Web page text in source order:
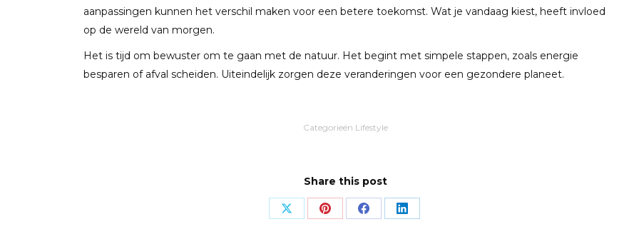
aanpassingen kunnen het verschil maken voor een betere toekomst. Wat je vandaag kiest, heeft invloed
op de wereld van morgen.
Het is tijd om bewuster om te gaan met de natuur. Het begint met simpele stappen, zoals energie
besparen of afval scheiden. Uiteindelijk zorgen deze veranderingen voor een gezondere planeet.
Categorieën Lifestyle
Share this post
Share Share Share Share